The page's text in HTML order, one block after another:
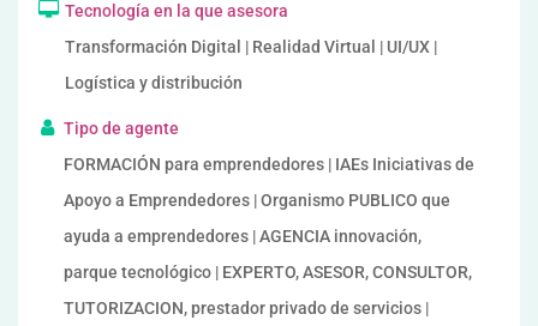
Tecnología en la que asesora
Transformación Digital | Realidad Virtual | UI/UX |
Logística y distribución
Tipo de agente
FORMACIÓN para emprendedores | IAEs Iniciativas de
Apoyo a Emprendedores | Organismo PUBLICO que
ayuda a emprendedores | AGENCIA innovación,
parque tecnológico | EXPERTO, ASESOR, CONSULTOR,
TUTORIZACION, prestador privado de servicios |